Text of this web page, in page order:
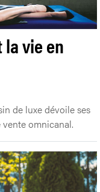
vie en
de luxe dévoile ses
omnicanal.